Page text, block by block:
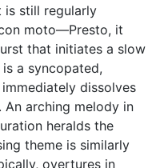
is still regularly
moto—Presto, it
that initiates a slow
a syncopated,
dissolves
arching melody in
heralds the
theme is similarly
overtures in